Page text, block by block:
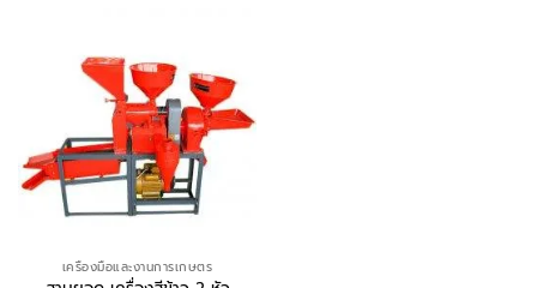
เครื่องมือและงานการเกษตร